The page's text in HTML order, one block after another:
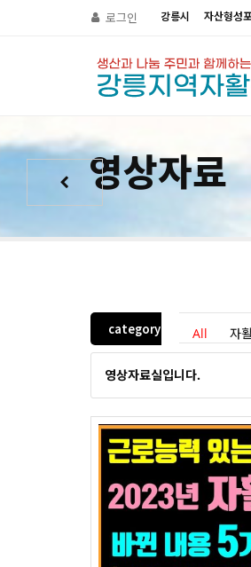
로그인 강릉시 자산형성
영상자료
category All 자
영상자료실입니다.
2023년 수급자 자활